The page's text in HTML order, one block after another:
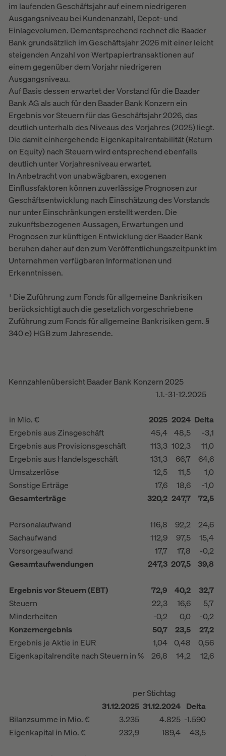
im laufenden Geschäftsjahr auf einem niedrigeren
Ausgangsniveau bei Kundenanzahl, Depot- und
Einlagevolumen. Dementsprechend rechnet die Baader
Bank grundsätzlich im Geschäftsjahr 2026 mit einer leicht
steigenden Anzahl von Wertpapiertransaktionen auf
einem gegenüber dem Vorjahr niedrigeren
Ausgangsniveau.
Auf Basis dessen erwartet der Vorstand für die Baader
Bank AG als auch für den Baader Bank Konzern ein
Ergebnis vor Steuern für das Geschäftsjahr 2026, das
deutlich unterhalb des Niveaus des Vorjahres (2025) liegt.
Die damit einhergehende Eigenkapitalrentabilität (Return
on Equity) nach Steuern wird entsprechend ebenfalls
deutlich unter Vorjahresniveau erwartet.
In Anbetracht von unabwägbaren, exogenen
Einflussfaktoren können zuverlässige Prognosen zur
Geschäftsentwicklung nach Einschätzung des Vorstands
nur unter Einschränkungen erstellt werden. Die
zukunftsbezogenen Aussagen, Erwartungen und
Prognosen zur künftigen Entwicklung der Baader Bank
beruhen daher auf den zum Veröffentlichungszeitpunkt im
Unternehmen verfügbaren Informationen und
Erkenntnissen.
¹ Die Zuführung zum Fonds für allgemeine Bankrisiken
berücksichtigt auch die gesetzlich vorgeschriebene
Zuführung zum Fonds für allgemeine Bankrisiken gem. §
340 e) HGB zum Jahresende.
Kennzahlenübersicht Baader Bank Konzern 2025
1.1.-31-12.2025
in Mio. € 2025 2024 Delta
Ergebnis aus Zinsgeschäft
45,4 48,5
-3,1
Ergebnis aus Provisionsgeschäft
113,3 102,3
11,0
Ergebnis aus Handelsgeschäft
131,3 66,7
64,6
Umsatzerlöse
12,5 11,5
1,0
Sonstige Erträge
17,6 18,6
-1,0
Gesamterträge
320,2 247,7 72,5
Personalaufwand 116,8 92,2
24,6
Sachaufwand
112,9 97,5
15,4
Vorsorgeaufwand
17,7 17,8
-0,2
Gesamtaufwendungen
247,3 207,5 39,8
Ergebnis vor Steuern (EBT) 72,9 40,2
32,7
Steuern
22,3 16,6
5,7
Minderheiten
-0,2 0,0
-0,2
Konzernergebnis
50,7 23,5
27,2
Ergebnis je Aktie in EUR
1,04 0,48
0,56
Eigenkapitalrendite nach Steuern in %
26,8 14,2 12,6
per Stichtag
31.12.2025 31.12.2024 Delta
Bilanzsumme in Mio. €
3.235 4.825 -1.590
Eigenkapital in Mio. €
232,9 189,4 43,5